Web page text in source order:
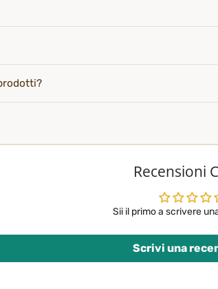
Recensioni
Sii il primo a scrivere
Scrivi una